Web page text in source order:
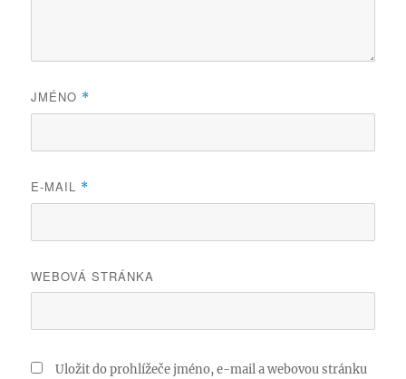
JMÉNO *
E-MAIL *
WEBOVÁ STRÁNKA
Uložit do prohlížeče jméno, e-mail a webovou stránku